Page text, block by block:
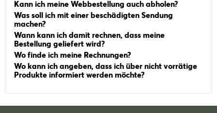
Kann ich meine Webbestellung auch abholen?
Was soll ich mit einer beschädigten Sendung
machen?
Wann kann ich damit rechnen, dass meine
Bestellung geliefert wird?
Wo finde ich meine Rechnungen?
Wo kann ich angeben, dass ich über nicht vorrätige
Produkte informiert werden möchte?